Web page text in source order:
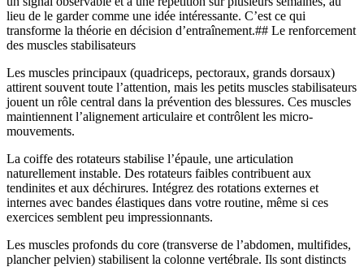
lieu de le garder comme une idée intéressante. C’est ce qui
transforme la théorie en décision d’entraînement.## Le renforcement
des muscles stabilisateurs
Les muscles principaux (quadriceps, pectoraux, grands dorsaux)
attirent souvent toute l’attention, mais les petits muscles stabilisateurs
jouent un rôle central dans la prévention des blessures. Ces muscles
maintiennent l’alignement articulaire et contrôlent les micro-
mouvements.
La coiffe des rotateurs stabilise l’épaule, une articulation
naturellement instable. Des rotateurs faibles contribuent aux
tendinites et aux déchirures. Intégrez des rotations externes et
internes avec bandes élastiques dans votre routine, même si ces
exercices semblent peu impressionnants.
Les muscles profonds du core (transverse de l’abdomen, multifides,
plancher pelvien) stabilisent la colonne vertébrale. Ils sont distincts